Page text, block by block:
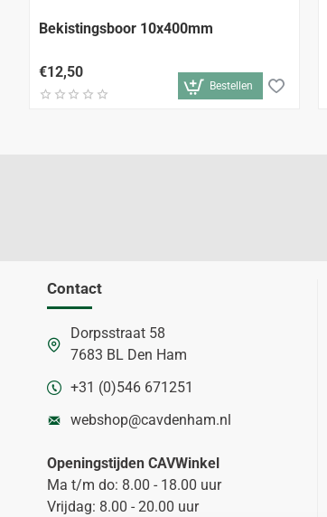
Bekistingsboor 10x400mm
€12,50
Bestellen
Contact
Dorpsstraat 58
7683 BL Den Ham
+31 (0)546 671251
webshop@cavdenham.nl
Openingstijden CAVWinkel
Ma t/m do: 8.00 - 18.00 uur
Vrijdag: 8.00 - 20.00 uur